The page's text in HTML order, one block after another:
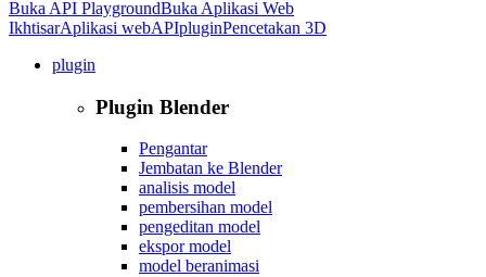
Buka API PlaygroundBuka Aplikasi Web
IkhtisarAplikasi webAPIpluginPencetakan 3D
plugin
Plugin Blender
Pengantar
Jembatan ke Blender
analisis model
pembersihan model
pengeditan model
ekspor model
model beranimasi